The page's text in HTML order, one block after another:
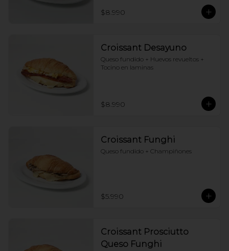
$8.990
Croissant Desayuno
Queso fundido + Huevos revueltos +
Tocino en laminas
$8.990
Croissant Funghi
Queso fundido + Champiñones
$5.990
Croissant Prosciutto
Queso Funghi